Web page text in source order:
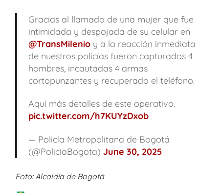
Gracias al llamado de una mujer que fue
intimidada y despojada de su celular en
@TransMilenioy a la reacción inmediata
de nuestros policías fueron capturados 4
hombres, incautadas 4 armas
cortopunzantes y recuperado el teléfono.
Aquí más detalles de este operativo.
pic.twitter.com/h7KUYzDxob
— Policía Metropolitana de Bogotá
(@PoliciaBogota) June 30, 2025
Foto: Alcaldía de Bogotá